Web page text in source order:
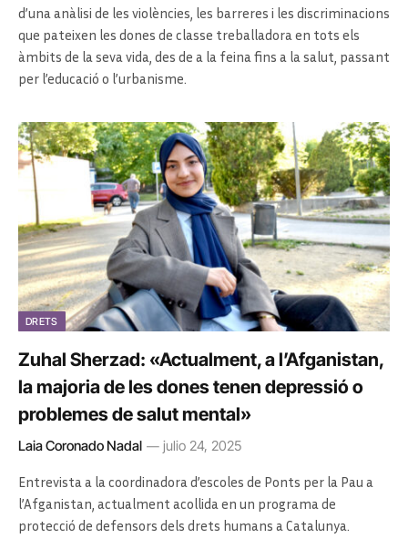
d’una anàlisi de les violències, les barreres i les discriminacions
que pateixen les dones de classe treballadora en tots els
àmbits de la seva vida, des de a la feina fins a la salut, passant
per l’educació o l’urbanisme.
DRETS
Zuhal Sherzad: «Actualment, a l’Afganistan,
la majoria de les dones tenen depressió o
problemes de salut mental»
Laia Coronado Nadal julio 24, 2025
Entrevista a la coordinadora d’escoles de Ponts per la Pau a
l’Afganistan, actualment acollida en un programa de
protecció de defensors dels drets humans a Catalunya.